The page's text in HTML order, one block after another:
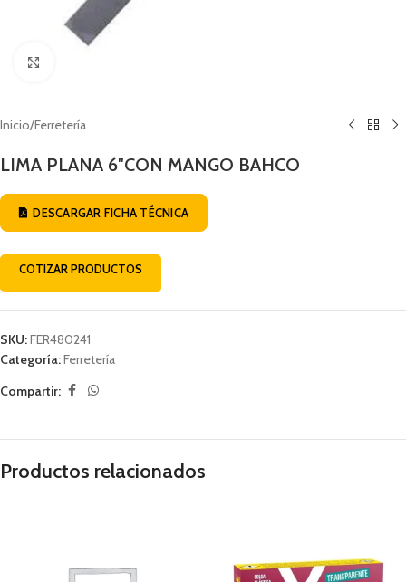
Inicio/Ferretería
LIMA PLANA 6″CON MANGO BAHCO
DESCARGAR FICHA TÉCNICA
COTIZAR PRODUCTOS
SKU:FER480241
Categoría:Ferretería
Compartir:
Productos relacionados